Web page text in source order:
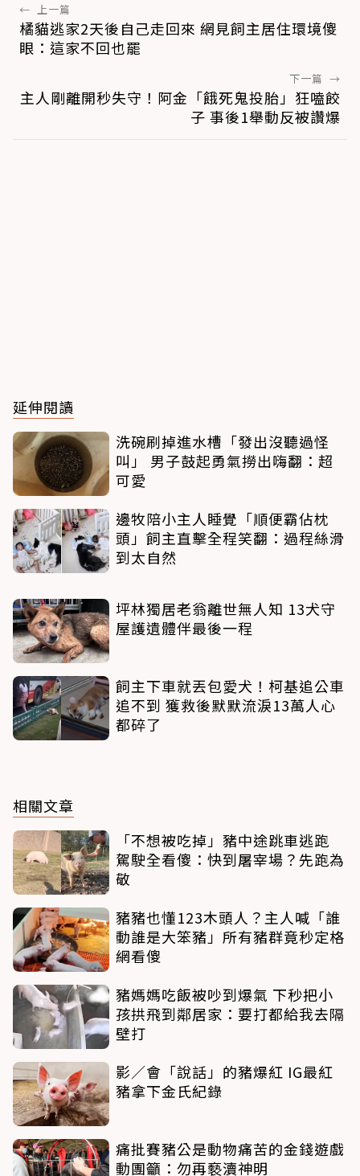
← 上一篇
橘貓逃家2天後自己走回來 網見飼主居住環境傻
眼：這家不回也罷
下一篇 →
主人剛離開秒失守！阿金「餓死鬼投胎」狂嗑餃
子 事後1舉動反被讚爆
延伸閱讀
洗碗刷掉進水槽「發出沒聽過怪
叫」 男子鼓起勇氣撈出嗨翻：超
可愛
邊牧陪小主人睡覺「順便霸佔枕
頭」飼主直擊全程笑翻：過程絲滑
到太自然
坪林獨居老翁離世無人知 13犬守
屋護遺體伴最後一程
飼主下車就丟包愛犬！柯基追公車
追不到 獲救後默默流淚13萬人心
都碎了
相關文章
「不想被吃掉」豬中途跳車逃跑
駕駛全看傻：快到屠宰場？先跑為
敬
豬豬也懂123木頭人？主人喊「誰
動誰是大笨豬」所有豬群竟秒定格
網看傻
豬媽媽吃飯被吵到爆氣 下秒把小
孩拱飛到鄰居家：要打都給我去隔
壁打
影／會「說話」的豬爆紅 IG最紅
豬拿下金氏紀錄
痛批賽豬公是動物痛苦的金錢遊戲
動團籲：勿再褻瀆神明